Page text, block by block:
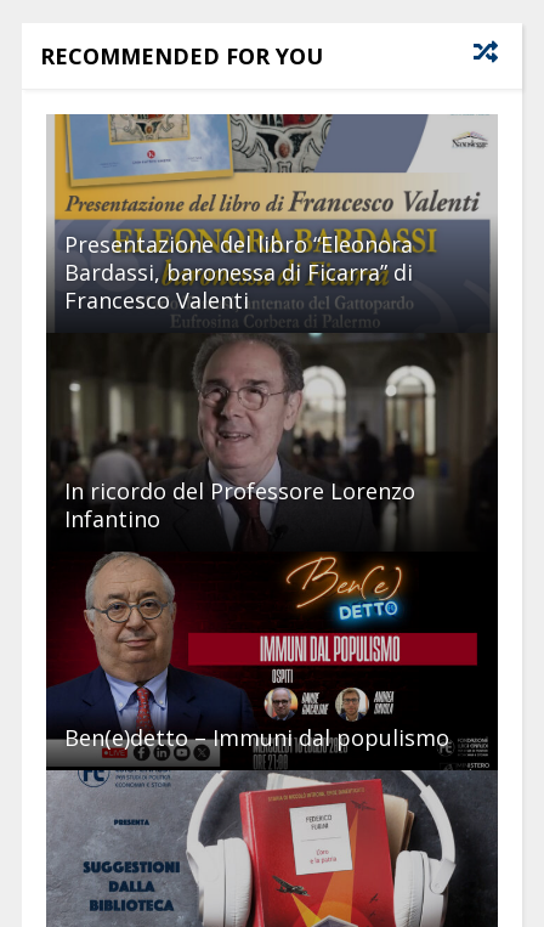
RECOMMENDED FOR YOU
Presentazione del libro “Eleonora
Bardassi, baronessa di Ficarra” di
Francesco Valenti
In ricordo del Professore Lorenzo
Infantino
Ben(e)detto – Immuni dal populismo